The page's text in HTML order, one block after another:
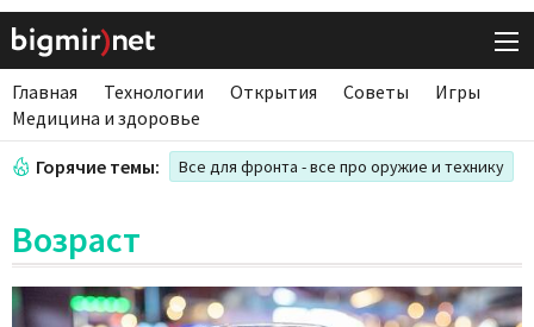
Главная Технологии Открытия Советы
Игры
Медицина и здоровье
Горячие темы: Все для фронта - все про оружие и технику
Возраст